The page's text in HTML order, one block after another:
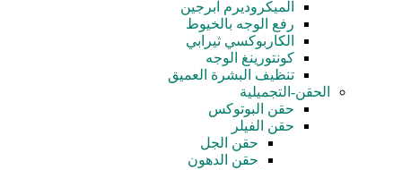
الميكروديرم ابرجين
رفع الوجه بالخيوط
الكاربوكسي ثيرابي
كونتورينغ الوجه
تنظيف البشرة العميق
الحقن-التجميلية
حقن البوتوكس
حقن الفيلر
حقن الجل
حقن الدهون